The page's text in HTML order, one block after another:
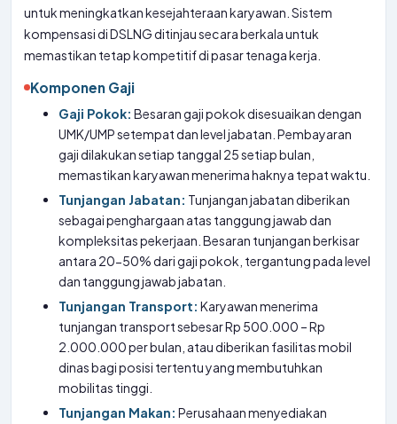
untuk meningkatkan kesejahteraan karyawan. Sistem
kompensasi di DSLNG ditinjau secara berkala untuk
memastikan tetap kompetitif di pasar tenaga kerja.
Komponen Gaji
Gaji Pokok: Besaran gaji pokok disesuaikan dengan
UMK/UMP setempat dan level jabatan. Pembayaran
gaji dilakukan setiap tanggal 25 setiap bulan,
memastikan karyawan menerima haknya tepat waktu.
Tunjangan Jabatan: Tunjangan jabatan diberikan
sebagai penghargaan atas tanggung jawab dan
kompleksitas pekerjaan. Besaran tunjangan berkisar
antara 20-50% dari gaji pokok, tergantung pada level
dan tanggung jawab jabatan.
Tunjangan Transport: Karyawan menerima
tunjangan transport sebesar Rp 500.000 – Rp
2.000.000 per bulan, atau diberikan fasilitas mobil
dinas bagi posisi tertentu yang membutuhkan
mobilitas tinggi.
Tunjangan Makan: Perusahaan menyediakan